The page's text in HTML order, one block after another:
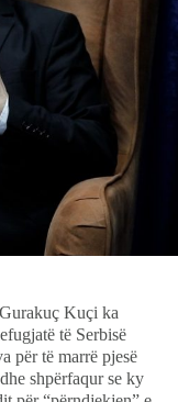
Kuçi ka
të Serbisë
për të marrë pjesë
shpërfaqur se ky